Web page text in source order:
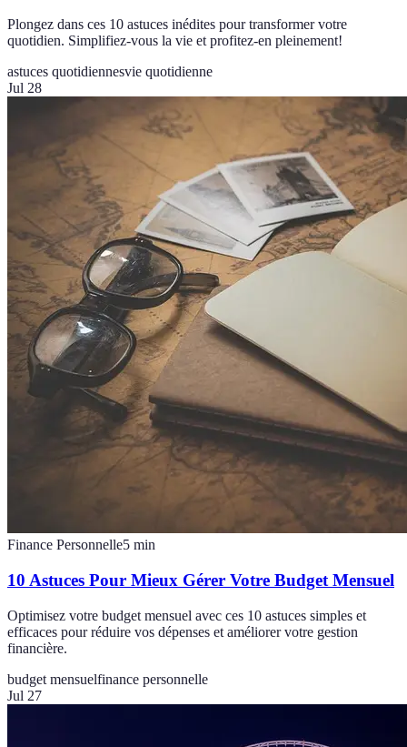
Plongez dans ces 10 astuces inédites pour transformer votre
quotidien. Simplifiez-vous la vie et profitez-en pleinement!
astuces quotidiennesvie quotidienne
Jul 28
Finance Personnelle5 min
10 Astuces Pour Mieux Gérer Votre Budget Mensuel
Optimisez votre budget mensuel avec ces 10 astuces simples et
efficaces pour réduire vos dépenses et améliorer votre gestion
financière.
budget mensuelfinance personnelle
Jul 27